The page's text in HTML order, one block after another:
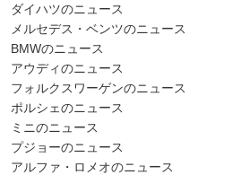
ダイハツのニュース
メルセデス・ベンツのニュース
BMWのニュース
アウディのニュース
フォルクスワーゲンのニュース
ポルシェのニュース
ミニのニュース
プジョーのニュース
アルファ・ロメオのニュース